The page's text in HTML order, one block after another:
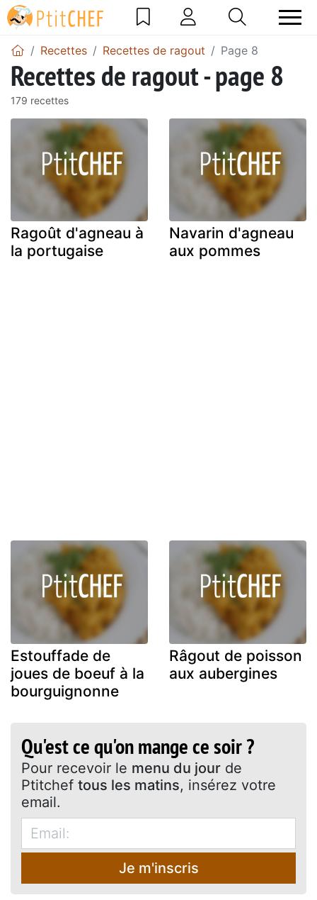
Recettes Recettes de ragout Page 8
Recettes de ragout - page 8
179 recettes
Ragoût d'agneau à
la portugaise
Navarin d'agneau
aux pommes
Estouffade de
joues de boeuf à la
bourguignonne
Râgout de poisson
aux aubergines
Qu'est ce qu'on mange ce soir ?
Pour recevoir le menu du jour de
Ptitchef tous les matins, insérez votre
email.
Je m'inscris